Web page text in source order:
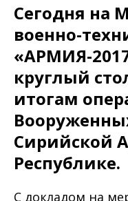
Сегодня на
военно-
«АРМИЯ-
круглый
итогам
Сирийской
Республике.
С докладом на